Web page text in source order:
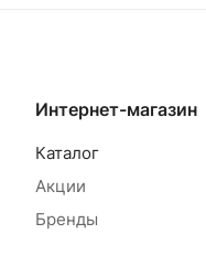
Интернет-магазин
Каталог
Акции
Бренды